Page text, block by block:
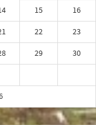
15
16
22
23
29
30